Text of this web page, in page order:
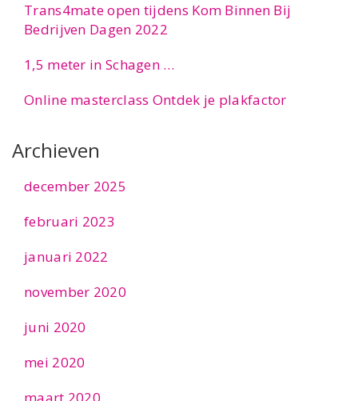
Trans4mate open tijdens Kom Binnen Bij
Bedrijven Dagen 2022
1,5 meter in Schagen …
Online masterclass Ontdek je plakfactor
Archieven
december 2025
februari 2023
januari 2022
november 2020
juni 2020
mei 2020